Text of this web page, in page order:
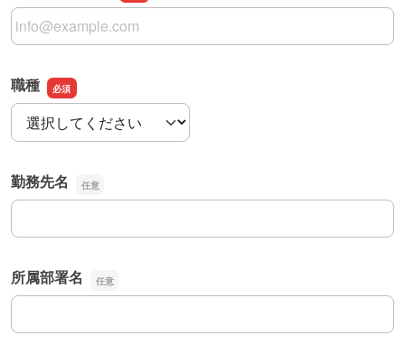
メールアドレス
職種
職種
勤務先名
勤務先名
所属部署名
所属部署名